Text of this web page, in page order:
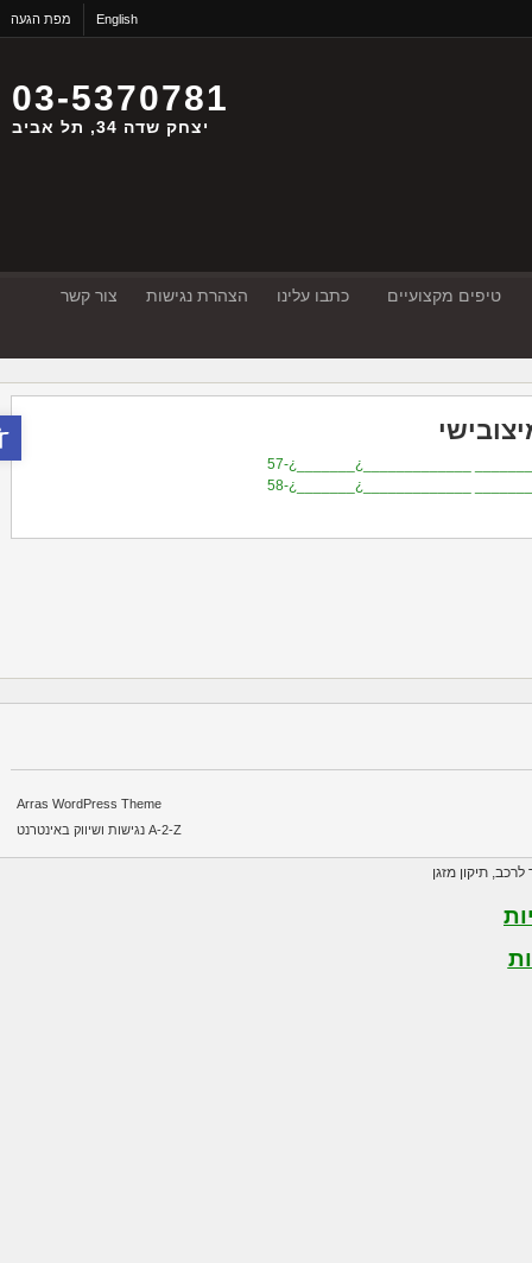
English מפת הגעה
03-5370781
יצחק שדה 34, תל אביב
טיפים מקצועיים כתבו עלינו הצהרת נגישות צור קשר
Arras WordPress Theme
A-2-Z נגישות ושיווק באינטרנט
,תיקון מזגן